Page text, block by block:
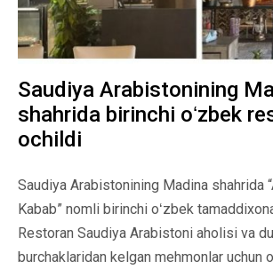
Saudiya Arabistonining
shahrida birinchi oʻzbek
ochildi
Saudiya Arabistonining Madina shahrida
Kabab” nomli birinchi oʻzbek
Restoran Saudiya Arabistoni aholisi va
burchaklaridan kelgan mehmonlar uchun